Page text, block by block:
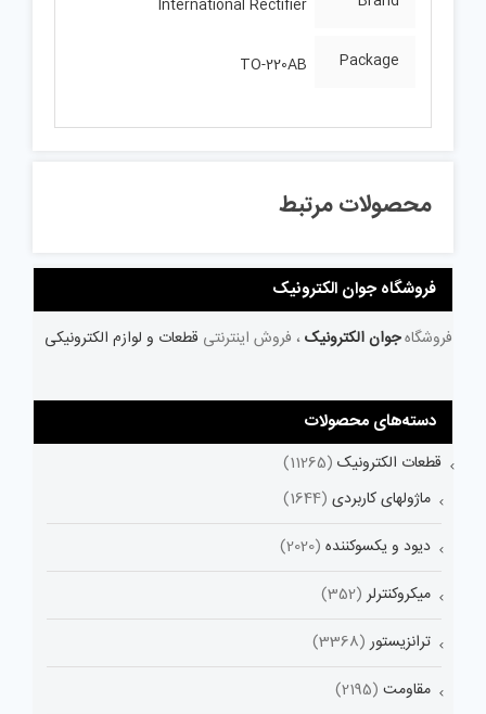
International Rectifier
Package
TO-220AB
محصولات مرتبط
فروشگاه جوان الکترونیک
فروشگاهجوان الکترونیک ، فروش اینترنتی قطعات و لوازم الکترونیکی
دسته‌های محصولات
قطعات الکترونیک (11265)
ماژولهای کاربردی (1644)
دیود و یکسوکننده (2020)
میکروکنترلر (352)
ترانزیستور (3368)
مقاومت (2195)